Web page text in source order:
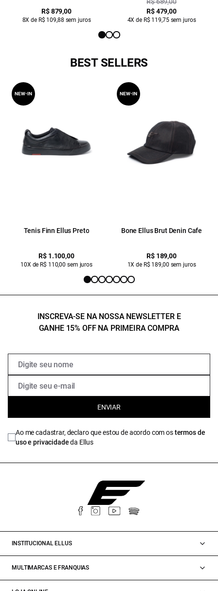
R$ 879,00
8X de R$ 109,88 sem juros
R$ 479,00
4X de R$ 119,75 sem juros
BEST SELLERS
Tenis Finn Ellus Preto
R$ 1.100,00
10X de R$ 110,00 sem juros
NEW-IN
Bone Ellus Brut Denin Cafe
R$ 189,00
1X de R$ 189,00 sem juros
NEW-IN
INSCREVA-SE NA NOSSA NEWSLETTER E
GANHE 15% OFF NA PRIMEIRA COMPRA
ENVIAR
Ao me cadastrar, declaro que estou de acordo com ostermos de
uso e privacidadeda Ellus
INSTITUCIONAL ELLUS
MULTIMARCAS E FRANQUIAS